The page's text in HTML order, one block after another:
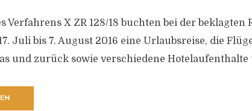
Verfahrens X ZR 128/18 buchten bei der
Juli bis 7. August 2016 eine Urlaubsreise, die
und zurück sowie verschiedene Hotelaufenthalte